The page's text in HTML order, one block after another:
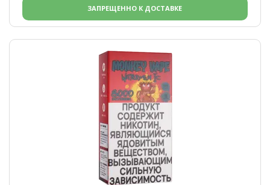
ЗАПРЕЩЕННО К ДОСТАВКЕ